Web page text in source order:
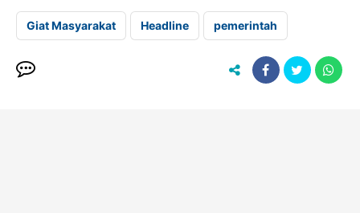
Giat Masyarakat Headline pemerintah